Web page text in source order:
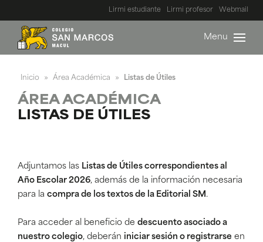
Lirmi estudiante Lirmi profesor Webmail
Menu
Inicio » Área Académica » Listas de Útiles
ÁREA ACADÉMICA
LISTAS DE ÚTILES
Adjuntamos las Listas de Útiles correspondientes al
Año Escolar 2026, además de la información necesaria
para la compra de los textos de la Editorial SM .
Para acceder al beneficio de descuento asociado a
nuestro colegio, deberán iniciar sesión o registrarse en